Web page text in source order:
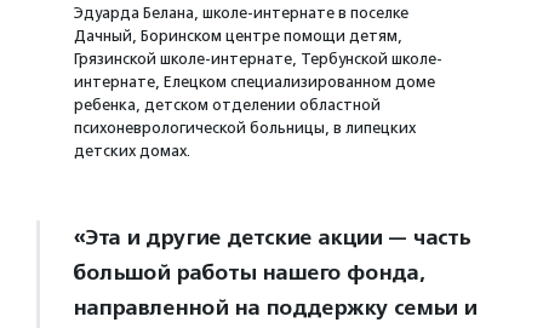
Эдуарда Белана, школе-интернате в поселке
Дачный, Боринском центре помощи детям,
Грязинской школе-интернате, Тербунской школе-
интернате, Елецком специализированном доме
ребенка, детском отделении областной
психоневрологической больницы, в липецких
детских домах.
«Эта и другие детские акции — часть
большой работы нашего фонда,
направленной на поддержку семьи и